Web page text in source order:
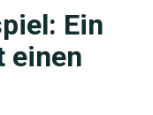
Ein
einen